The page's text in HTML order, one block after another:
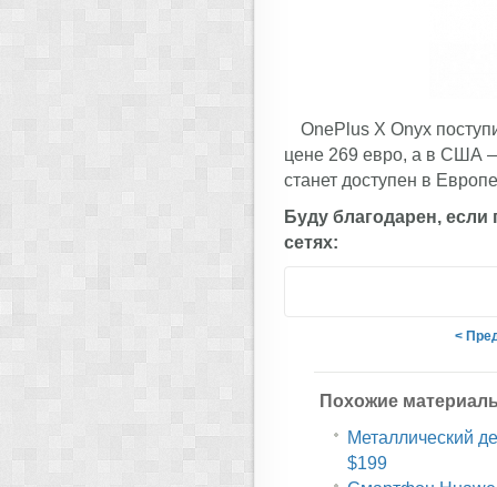
OnePlus X Onyx
цене 269 евро, а в США
станет доступен в
Буду благодарен, если
сетях:
<
Похожие
Металлический
$199